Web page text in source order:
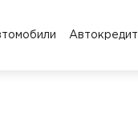
Автокредит